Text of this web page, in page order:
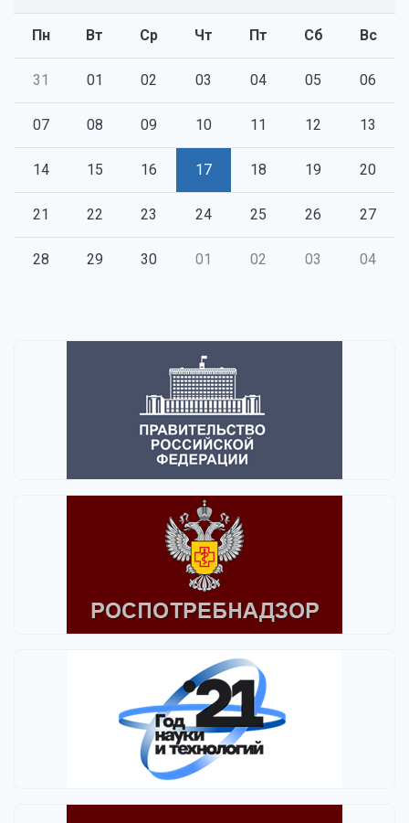
Пн Вт Ср Чт Пт Сб Вс
31 01 02 03 04 05 06
07 08 09 10 11 12 13
14 15 16 17 18 19 20
21 22 23 24 25 26 27
28 29 30 01 02 03 04